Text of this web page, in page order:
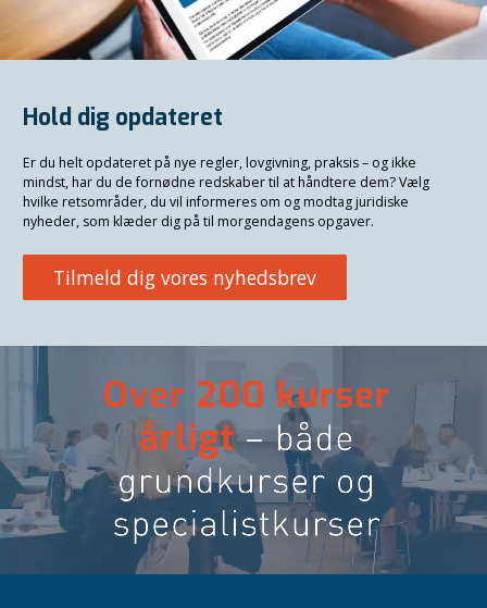
Hold dig opdateret
Er du helt opdateret på nye regler, lovgivning, praksis – og ikke
mindst, har du de fornødne redskaber til at håndtere dem? Vælg
hvilke retsområder, du vil informeres om og modtag juridiske
nyheder, som klæder dig på til morgendagens opgaver.
Tilmeld dig vores nyhedsbrev